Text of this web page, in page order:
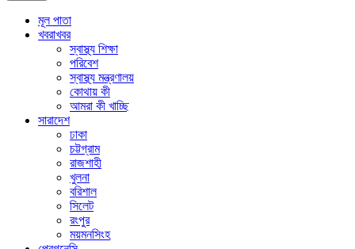
মূল পাতা
খবরাখবর
স্বাস্থ্য শিক্ষা
পরিবেশ
স্বাস্থ্য মন্ত্রণালয়
কোথায় কী
আমরা কী খাচ্ছি
সারাদেশ
ঢাকা
চট্টগ্রাম
রাজশাহী
খুলনা
বরিশাল
সিলেট
রংপুর
ময়মনসিংহ